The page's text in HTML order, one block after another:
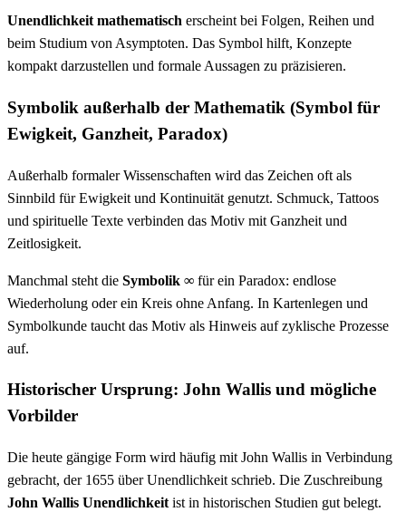
Unendlichkeit mathematisch erscheint bei Folgen, Reihen und
beim Studium von Asymptoten. Das Symbol hilft, Konzepte
kompakt darzustellen und formale Aussagen zu präzisieren.
Symbolik außerhalb der Mathematik (Symbol für
Ewigkeit, Ganzheit, Paradox)
Außerhalb formaler Wissenschaften wird das Zeichen oft als
Sinnbild für Ewigkeit und Kontinuität genutzt. Schmuck, Tattoos
und spirituelle Texte verbinden das Motiv mit Ganzheit und
Zeitlosigkeit.
Manchmal steht die Symbolik ∞ für ein Paradox: endlose
Wiederholung oder ein Kreis ohne Anfang. In Kartenlegen und
Symbolkunde taucht das Motiv als Hinweis auf zyklische Prozesse
auf.
Historischer Ursprung: John Wallis und mögliche
Vorbilder
Die heute gängige Form wird häufig mit John Wallis in Verbindung
gebracht, der 1655 über Unendlichkeit schrieb. Die Zuschreibung
John Wallis Unendlichkeit ist in historischen Studien gut belegt.